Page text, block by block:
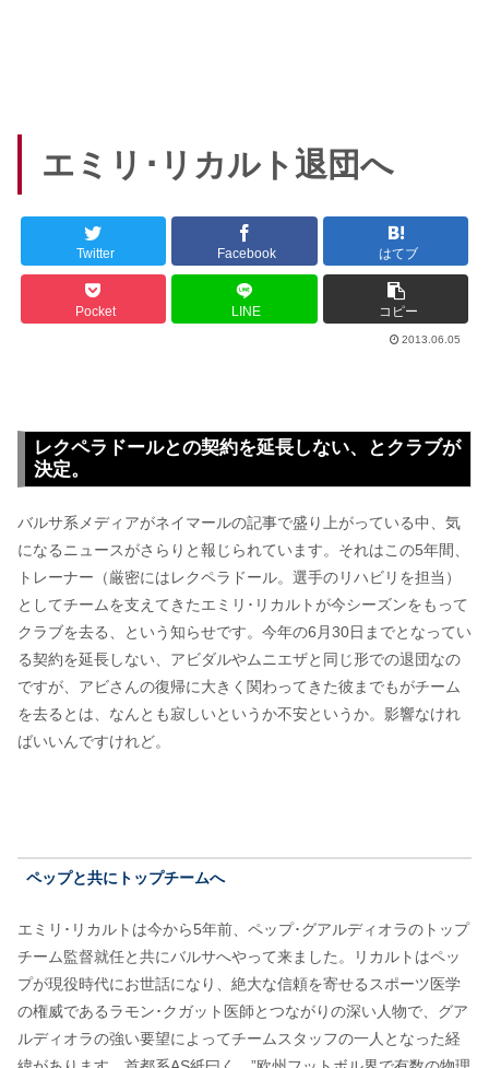
エミリ･リカルト退団へ
Twitter Facebook はてブ
Pocket LINE コピー
2013.06.05
レクペラドールとの契約を延長しない、とクラブが
決定。
バルサ系メディアがネイマールの記事で盛り上がっている中、気
になるニュースがさらりと報じられています。それはこの5年間、
トレーナー（厳密にはレクペラドール。選手のリハビリを担当）
としてチームを支えてきたエミリ･リカルトが今シーズンをもって
クラブを去る、という知らせです。今年の6月30日までとなってい
る契約を延長しない、アビダルやムニエザと同じ形での退団なの
ですが、アビさんの復帰に大きく関わってきた彼までもがチーム
を去るとは、なんとも寂しいというか不安というか。影響なけれ
ばいいんですけれど。
ペップと共にトップチームへ
エミリ･リカルトは今から5年前、ペップ･グアルディオラのトップ
チーム監督就任と共にバルサへやって来ました。リカルトはペッ
プが現役時代にお世話になり、絶大な信頼を寄せるスポーツ医学
の権威であるラモン･クガット医師とつながりの深い人物で、グア
ルディオラの強い要望によってチームスタッフの一人となった経